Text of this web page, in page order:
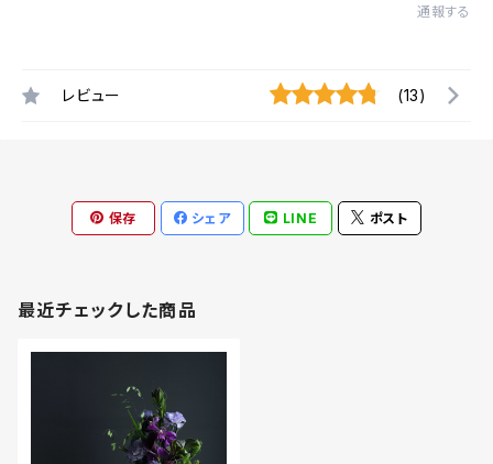
通報する
レビュー (13)
保存 シェア LINE ポスト
最近チェックした商品